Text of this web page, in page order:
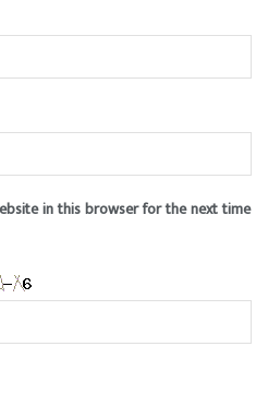
in this browser for the next time